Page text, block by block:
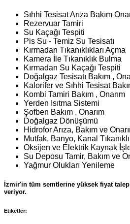
Sıhhi Tesisat Arıza Bakım
Rezervuar Tamiri
Su Kaçağı Tespiti
Pis Su - Temiz Su Tesisatı
Kırmadan Tıkanıklıkları Açma
Kamera İle Tıkanıklık Bulma
Kırmadan Su Kaçağı Tespiti
Doğalgaz Tesisatı Bakım ,
Kalorifer ve Sıhhi Tesisat
Kombi Tamiri Bakım , Onarım
Yerden Isıtma Sistemi
Şofben Bakım , Onarım
Doğalgaz Dönüşümü
Hidrofor Arıza, Bakım ve
Mutfak, Banyo, Kanal
Oksijen ve Elektrik Kaynak
Su Deposu Tamir, Bakım ve
Yağmur Olukları Yenileme
İzmir'in tüm semtlerine yüksek fiyat
veriyor.
Etiketler: